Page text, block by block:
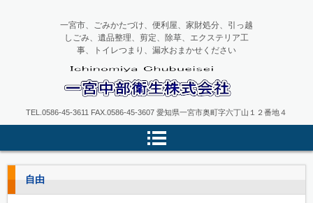
一宮中部衛生
一宮市、ごみかたづけ、便利屋、家財処分、引っ越
しごみ、遺品整理、剪定、除草、エクステリア工
事、トイレつまり、漏水おまかせください
TEL.0586-45-3611 FAX.0586-45-3607 愛知県一宮市奥町字六丁山１２番地４
自由